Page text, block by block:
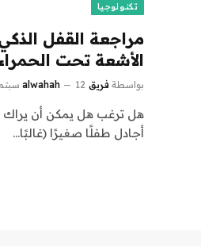
تكنولوجيا
الأشعة تحت
بواسطة فريق alwahah 12 سبتمبر، 2024
هل ترغب هل يمكن أن يراك
أجادل طفلًا صغيرًا (غالبًا…